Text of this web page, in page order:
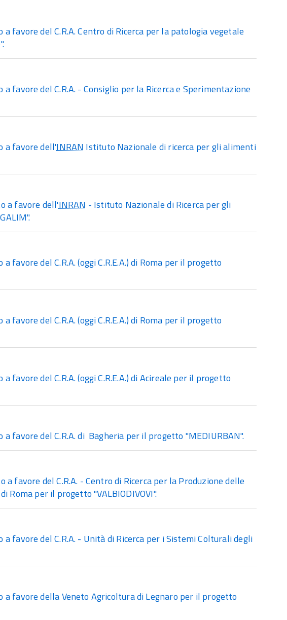
favore del C.R.A. Centro di Ricerca per la patologia vegetale
favore del C.R.A. - Consiglio per la Ricerca e Sperimentazione
a favore dell'INRAN Istituto Nazionale di ricerca per gli alimenti
a favore dell'INRAN - Istituto Nazionale di Ricerca per gli
del C.R.A. (oggi C.R.E.A.) di Roma per il progetto
del C.R.A. (oggi C.R.E.A.) di Roma per il progetto
del C.R.A. (oggi C.R.E.A.) di Acireale per il progetto
favore del C.R.A. di Bagheria per il progetto "MEDIURBAN".
favore del C.R.A. - Centro di Ricerca per la Produzione delle
Roma per il progetto "VALBIODIVOVI".
favore del C.R.A. - Unità di Ricerca per i Sistemi Colturali degli
favore della Veneto Agricoltura di Legnaro per il progetto